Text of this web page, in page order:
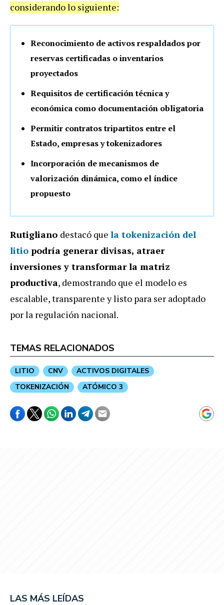
considerando lo siguiente:
Reconocimiento de activos respaldados por
reservas certificadas o inventarios
proyectados
Requisitos de certificación técnica y
económica como documentación obligatoria
Permitir contratos tripartitos entre el
Estado, empresas y tokenizadores
Incorporación de mecanismos de
valorización dinámica, como el índice
propuesto
Rutigliano destacó que la tokenización del
litio podría generar divisas, atraer
inversiones y transformar la matriz
productiva, demostrando que el modelo es
escalable, transparente y listo para ser adoptado
por la regulación nacional.
TEMAS RELACIONADOS
LITIO CNV
ACTIVOS DIGITALES
TOKENIZACIÓN
ATÓMICO 3
LAS MÁS LEÍDAS